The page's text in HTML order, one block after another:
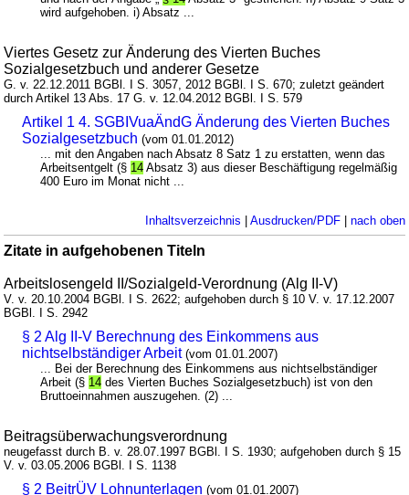
wird aufgehoben. i) Absatz ...
Viertes Gesetz zur Änderung des Vierten Buches
Sozialgesetzbuch und anderer Gesetze
G. v. 22.12.2011 BGBl. I S. 3057, 2012 BGBl. I S. 670; zuletzt geändert
durch Artikel 13 Abs. 17 G. v. 12.04.2012 BGBl. I S. 579
Artikel 1 4. SGBIVuaÄndG Änderung des Vierten Buches
Sozialgesetzbuch (vom 01.01.2012)
... mit den Angaben nach Absatz 8 Satz 1 zu erstatten, wenn das
Arbeitsentgelt (§ 14 Absatz 3) aus dieser Beschäftigung regelmäßig
400 Euro im Monat nicht ...
Inhaltsverzeichnis | Ausdrucken/PDF| nach oben
Zitate in aufgehobenen Titeln
Arbeitslosengeld II/Sozialgeld-Verordnung (Alg II-V)
V. v. 20.10.2004 BGBl. I S. 2622; aufgehoben durch § 10 V. v. 17.12.2007
BGBl. I S. 2942
§ 2 Alg II-V Berechnung des Einkommens aus
nichtselbständiger Arbeit (vom 01.01.2007)
... Bei der Berechnung des Einkommens aus nichtselbständiger
Arbeit (§ 14 des Vierten Buches Sozialgesetzbuch) ist von den
Bruttoeinnahmen auszugehen. (2) ...
Beitragsüberwachungsverordnung
neugefasst durch B. v. 28.07.1997 BGBl. I S. 1930; aufgehoben durch § 15
V. v. 03.05.2006 BGBl. I S. 1138
§ 2 BeitrÜV Lohnunterlagen (vom 01.01.2007)